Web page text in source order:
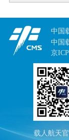
中国
中国
京
载人航天